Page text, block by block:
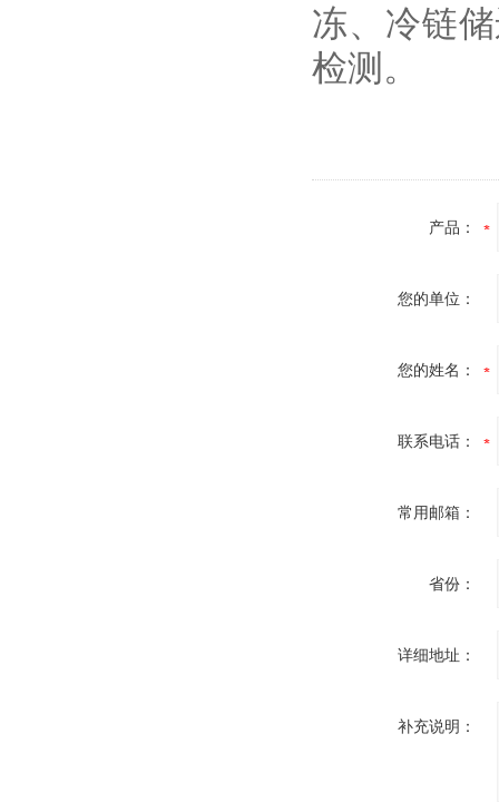
冻、冷链
检测。
产品：
您的单位：
您的姓名：
联系电话：
常用邮箱：
省份：
详细地址：
补充说明：